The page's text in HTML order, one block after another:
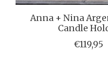
Anna + Nina
Candle
€119,95